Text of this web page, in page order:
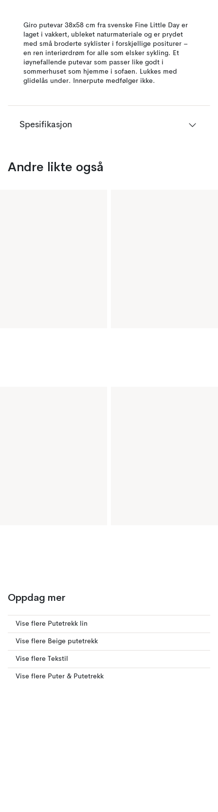
Giro putevar 38x58 cm fra svenske Fine Little Day er
laget i vakkert, ubleket naturmateriale og er prydet
med små broderte syklister i forskjellige positurer –
en ren interiørdrøm for alle som elsker sykling. Et
iøynefallende putevar som passer like godt i
sommerhuset som hjemme i sofaen. Lukkes med
glidelås under. Innerpute medfølger ikke.
Spesifikasjon
Andre likte også
Oppdag mer
Vise flere Putetrekk lin
Vise flere Beige putetrekk
Vise flere Tekstil
Vise flere Puter & Putetrekk